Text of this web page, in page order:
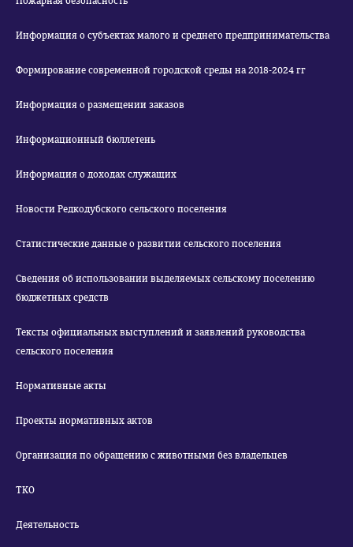
Информация о субъектах малого и среднего предпринимательства
Формирование современной городской среды на 2018-2024 гг
Информация о размещении заказов
Информационный бюллетень
Информация о доходах служащих
Новости Редкодубского сельского поселения
Статистические данные о развитии сельского поселения
Сведения об использовании выделяемых сельскому поселению
бюджетных средств
Тексты официальных выступлений и заявлений руководства
сельского поселения
Нормативные акты
Проекты нормативных актов
Организация по обращению с животными без владельцев
ТКО
Деятельность